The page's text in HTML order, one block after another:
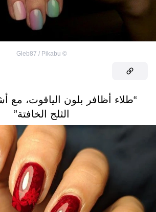
©
Gleb87 / Pikabu
“طلاء أظافر بلون الياقوت، مع
الثلج الخافتة”